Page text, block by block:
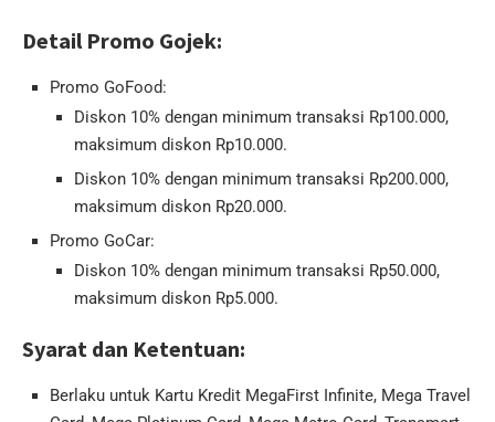
Detail Promo Gojek:
Promo GoFood:
Diskon 10% dengan minimum transaksi Rp100.000,
maksimum diskon Rp10.000.
Diskon 10% dengan minimum transaksi Rp200.000,
maksimum diskon Rp20.000.
Promo GoCar:
Diskon 10% dengan minimum transaksi Rp50.000,
maksimum diskon Rp5.000.
Syarat dan Ketentuan:
Berlaku untuk Kartu Kredit MegaFirst Infinite, Mega Travel